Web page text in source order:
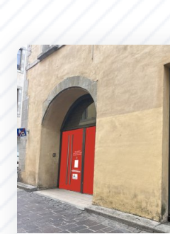
Trouvez un local commercial